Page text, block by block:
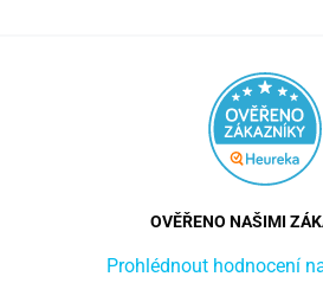
OVĚŘENO NAŠIMI
Prohlédnout hodnocení